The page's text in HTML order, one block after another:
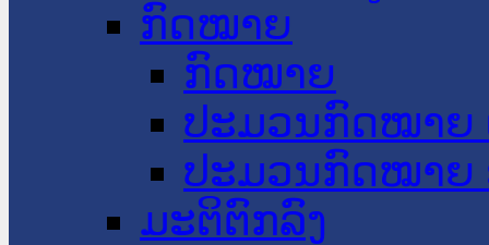
ກົດໝາຍ
ກົດໝາຍ
ປະມວນກົດໝາຍ
ປະມວນກົດໝາຍ
ມະຕິຕົກລົງ